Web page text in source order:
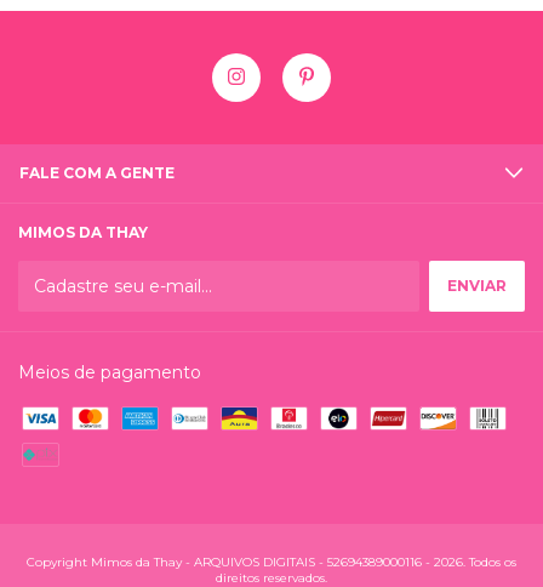
FALE COM A GENTE
MIMOS DA THAY
Meios de pagamento
Copyright Mimos da Thay - ARQUIVOS DIGITAIS - 52694389000116 - 2026. Todos os
direitos reservados.